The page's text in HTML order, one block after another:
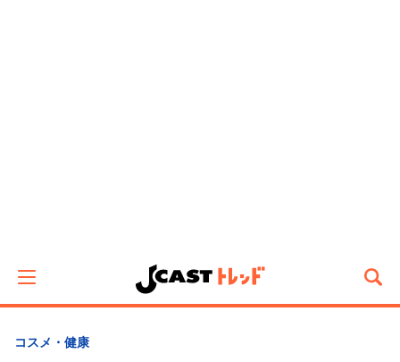
コスメ・健康